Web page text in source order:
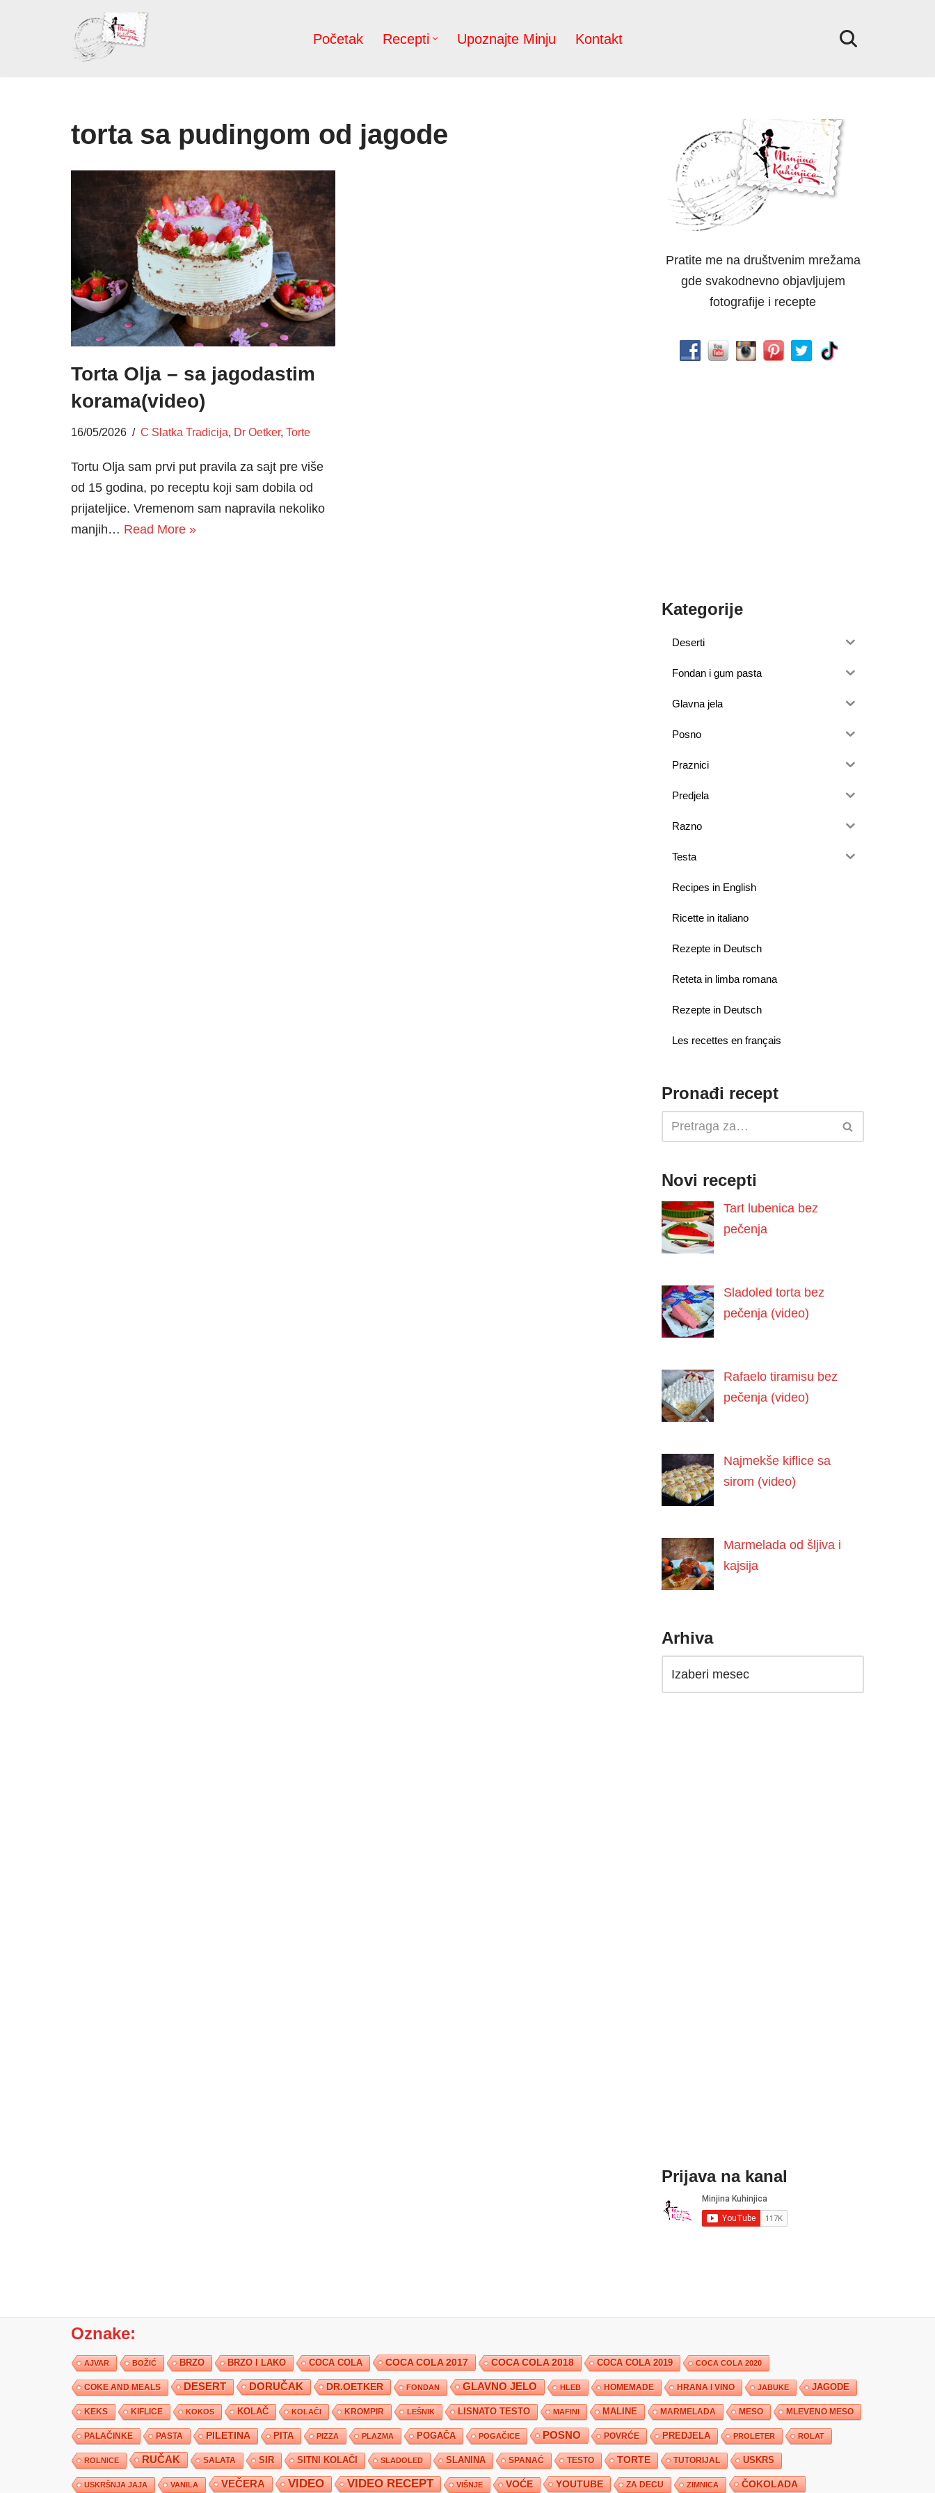
Početak Recepti Upoznajte Minju Kontakt
torta sa pudingom od jagode
Torta Olja – sa jagodastim
korama(video)
16/05/2026 C Slatka Tradicija, Dr Oetker, Torte
Tortu Olja sam prvi put pravila za sajt pre više
od 15 godina, po receptu koji sam dobila od
prijateljice. Vremenom sam napravila nekoliko
manjih… Read More »
Pratite me na društvenim mrežama
gde svakodnevno objavljujem
fotografije i recepte
Kategorije
Deserti
Fondan i gum pasta
Glavna jela
Posno
Praznici
Predjela
Razno
Testa
Recipes in English
Ricette in italiano
Rezepte in Deutsch
Reteta in limba romana
Rezepte in Deutsch
Les recettes en français
Pronađi recept
Novi recepti
Tart lubenica bez
pečenja
Sladoled torta bez
pečenja (video)
Rafaelo tiramisu bez
pečenja (video)
Najmekše kiflice sa
sirom (video)
Marmelada od šljiva i
kajsija
Arhiva
Prijava na kanal
Oznake:
AJVAR BOŽIĆ BRZO BRZO I LAKO COCA COLA COCA COLA 2017 COCA COLA 2018 COCA COLA 2019 COCA COLA 2020
COKE AND MEALS DESERT DORUČAK DR.OETKER FONDAN GLAVNO JELO HLEB HOMEMADE HRANA I VINO JABUKE JAGODE
KEKS KIFLICE KOKOS KOLAČ KOLAČI KROMPIR LEŠNIK LISNATO TESTO MAFINI MALINE MARMELADA MESO MLEVENO MESO
PALAČINKE PASTA PILETINA PITA PIZZA PLAZMA POGAČA POGAČICE POSNO POVRĆE PREDJELA PROLETER ROLAT
ROLNICE RUČAK SALATA SIR SITNI KOLAČI SLADOLED SLANINA SPANAĆ TESTO TORTE TUTORIJAL USKRS
USKRŠNJA JAJA VANILA VEČERA VIDEO VIDEO RECEPT VIŠNJE VOĆE YOUTUBE ZA DECU ZIMNICA ČOKOLADA